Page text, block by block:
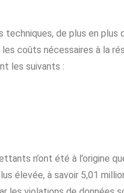
de plus en plus
coûts nécessaires à la
les suivants :
n’ont été à l’origine
élevée, à savoir 5,01